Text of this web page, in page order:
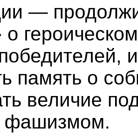
—
о
память о
величие
фашизмом.